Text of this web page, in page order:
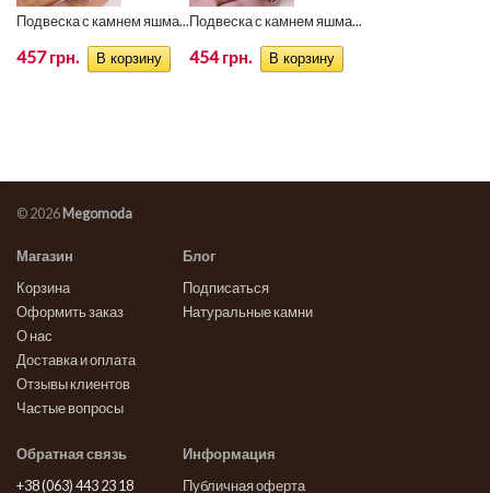
Подвеска с камнем яшма...
457 грн.
Подвеска с камнем яшма...
454 грн.
© 2026 Megomoda
Магазин
Корзина
Оформить заказ
О нас
Доставка и оплата
Отзывы клиентов
Частые вопросы
Блог
Подписаться
Натуральные камни
Обратная связь
+38 (063) 443 23 18
Информация
Публичная оферта